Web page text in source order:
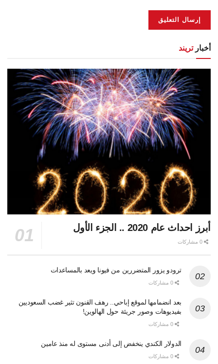
أخبارتريند
أبرز احداث عام 2020 .. الجزء الأول
ترودو يزور المتضررين من فيونا ويعد بالمساعدات
بعد انضمامها لموقع إباحي.. رهف القنون تثير غضب السعوديين
بفيديوهات وصور جريئة حول الهالوين!
الدولار الكندي ينخفض إلى أدنى مستوى له منذ عامين